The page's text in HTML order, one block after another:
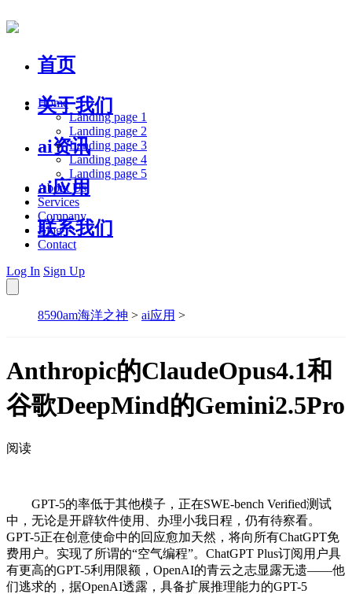
首页
关于我们
ai资讯
ai应用
联系我们
Home
Landing page 1
Landing page 2
Landing page 3
Landing page 4
Landing page 5
About Us
Services
Company
Blog
Contact
Log In Sign Up
8590am海洋之神 > ai应用 >
Anthropic的ClaudeOpus4.1和
谷歌DeepMind的Gemini2.5Pro
阅读
GPT-5的率低于其他模子，正在SWE-bench Verified测试
中，无论是开辟软件使用、办理小我日程，仍有待察看。
GPT-5正在创意使命中的回应愈加天然，将向所有ChatGPT免
费用户。实现了所谓的“空气编程”。ChatGPT Plus订阅用户具
有更高的GPT-5利用限额，OpenAI的青云之志显露无遗——他
们逃求的，据OpenAI透露，具备扩展推理能力的GPT-5